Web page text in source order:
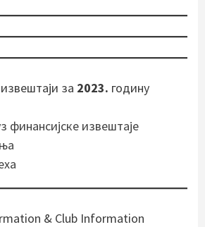
за 2023. годину
финансијске извештаје
& Club Information